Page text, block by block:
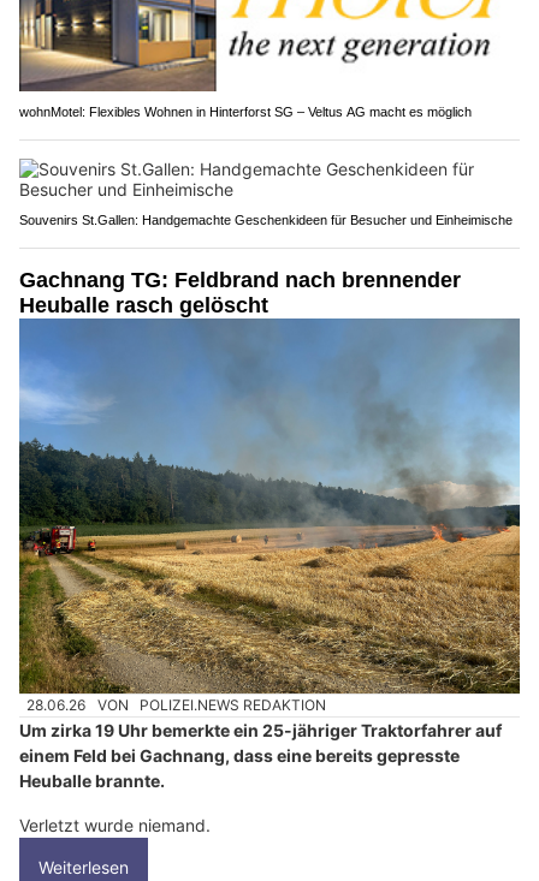
wohnMotel: Flexibles Wohnen in Hinterforst SG – Veltus AG macht es möglich
Souvenirs St.Gallen: Handgemachte Geschenkideen für Besucher und Einheimische
Gachnang TG: Feldbrand nach brennender
Heuballe rasch gelöscht
28.06.26 VON POLIZEI.NEWS REDAKTION
Um zirka 19 Uhr bemerkte ein 25-jähriger Traktorfahrer auf
einem Feld bei Gachnang, dass eine bereits gepresste
Heuballe brannte.
Verletzt wurde niemand.
Weiterlesen